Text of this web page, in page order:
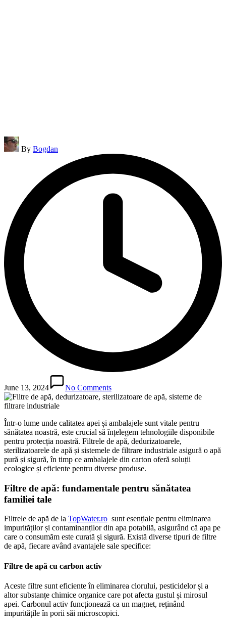
Posted
by
By Bogdan
June 13, 2024 No Comments
Într-o lume unde calitatea apei și ambalajele sunt vitale pentru
sănătatea noastră, este crucial să înțelegem tehnologiile disponibile
pentru protecția noastră. Filtrele de apă, dedurizatoarele,
sterilizatoarele de apă și sistemele de filtrare industriale asigură o apă
pură și sigură, în timp ce ambalajele din carton oferă soluții
ecologice și eficiente pentru diverse produse.
Filtre de apă: fundamentale pentru sănătatea
familiei tale
Filtrele de apă de la TopWater.ro sunt esențiale pentru eliminarea
impurităților și contaminanților din apa potabilă, asigurând că apa pe
care o consumăm este curată și sigură. Există diverse tipuri de filtre
de apă, fiecare având avantajele sale specifice:
Filtre de apă cu carbon activ
Aceste filtre sunt eficiente în eliminarea clorului, pesticidelor și a
altor substanțe chimice organice care pot afecta gustul și mirosul
apei. Carbonul activ funcționează ca un magnet, reținând
impuritățile în porii săi microscopici.